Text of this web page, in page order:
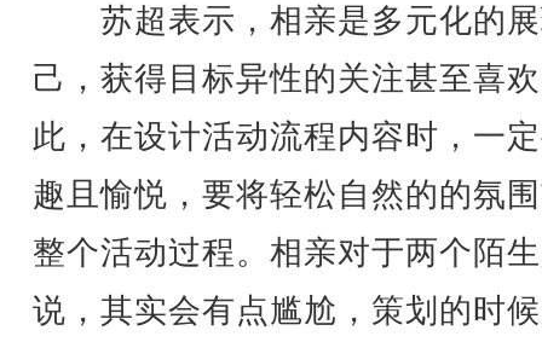
苏超表示，相亲是多元化的
己，获得目标异性的关注甚至喜
此，在设计活动流程内容时，一
趣且愉悦，要将轻松自然的的氛
整个活动过程。相亲对于两个陌
说，其实会有点尴尬，策划的时